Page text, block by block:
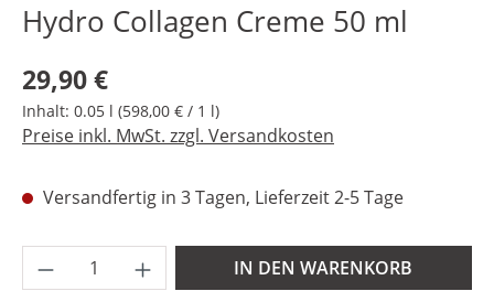
Hydro Collagen Creme 50 ml
Regulärer Preis:
29,90 €
Inhalt: 0.05 l (598,00 € / 1 l)
Preise inkl. MwSt. zzgl. Versandkosten
Versandfertig in 3 Tagen, Lieferzeit 2-5 Tage
Produkt Anzahl: Gib den gewünschten
IN DEN WARENKORB